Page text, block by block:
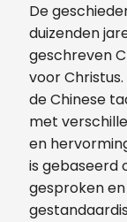
De
duizenden
geschreven
voor
de Chinese
met
en
is gebaseerd
gesproken